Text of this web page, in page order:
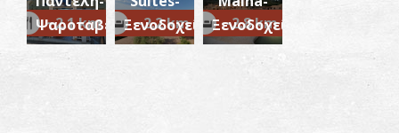
~2.1 km
Ψαροταβέρνα~2.2 km
Ξενοδοχείο
~2.8 km
Ξενοδοχείο